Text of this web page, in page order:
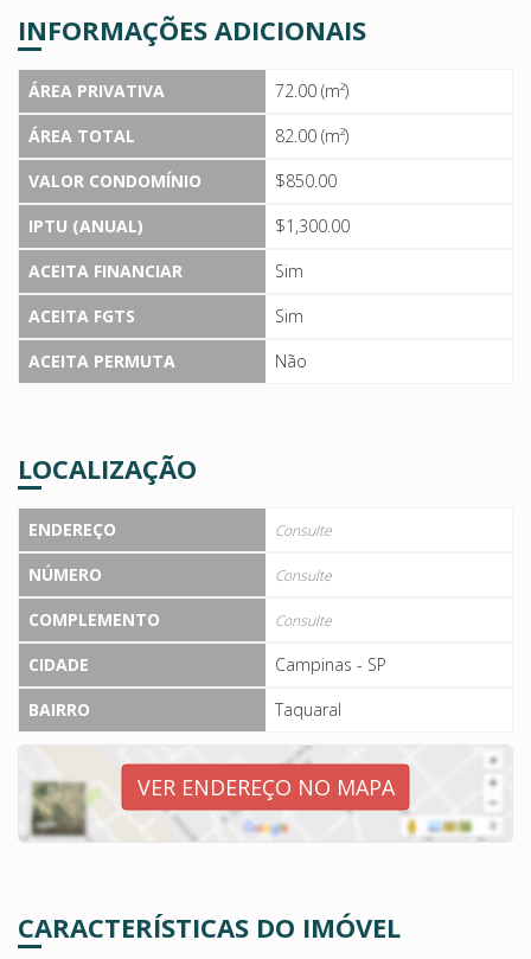
INFORMAÇÕES ADICIONAIS
ÁREA PRIVATIVA
72.00 (m²)
ÁREA TOTAL
82.00 (m²)
VALOR CONDOMÍNIO
$850.00
IPTU (ANUAL)
$1,300.00
ACEITA FINANCIAR
Sim
ACEITA FGTS
Sim
ACEITA PERMUTA
Não
LOCALIZAÇÃO
ENDEREÇO Consulte
NÚMERO Consulte
COMPLEMENTO Consulte
CIDADE
Campinas - SP
BAIRRO
Taquaral
VER ENDEREÇO NO MAPA
CARACTERÍSTICAS DO IMÓVEL